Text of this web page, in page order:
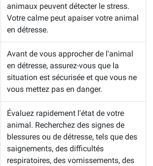
animaux peuvent détecter le stress.
Votre calme peut apaiser votre animal
en détresse.
Avant de vous approcher de l'animal
en détresse, assurez-vous que la
situation est sécurisée et que vous ne
vous mettez pas en danger.
Évaluez rapidement l'état de votre
animal. Recherchez des signes de
blessures ou de détresse, tels que des
saignements, des difficultés
respiratoires, des vomissements, des